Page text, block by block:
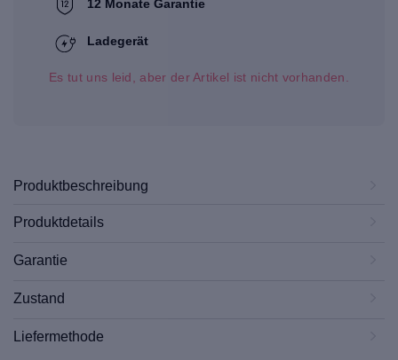
12 Monate Garantie
Ladegerät
Es tut uns leid, aber der Artikel ist nicht vorhanden.
Produktbeschreibung
Produktdetails
Garantie
Zustand
Liefermethode